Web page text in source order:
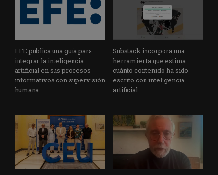
EFE publica una guía para
integrar la inteligencia
artificial en sus procesos
informativos con supervisión
humana
Substack incorpora una
herramienta que estima
cuánto contenido ha sido
escrito con inteligencia
artificial